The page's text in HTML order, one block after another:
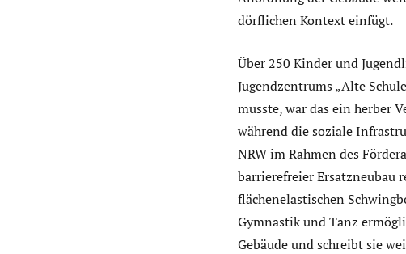
dörflichen Kontext einfügt.
Über 250 Kinder und
Jugendzentrums „Alte
musste, war das ein herber
während die soziale
NRW im Rahmen des
barrierefreier Ersatzneubau
flächenelastischen
Gymnastik und Tanz
Gebäude und schreibt sie